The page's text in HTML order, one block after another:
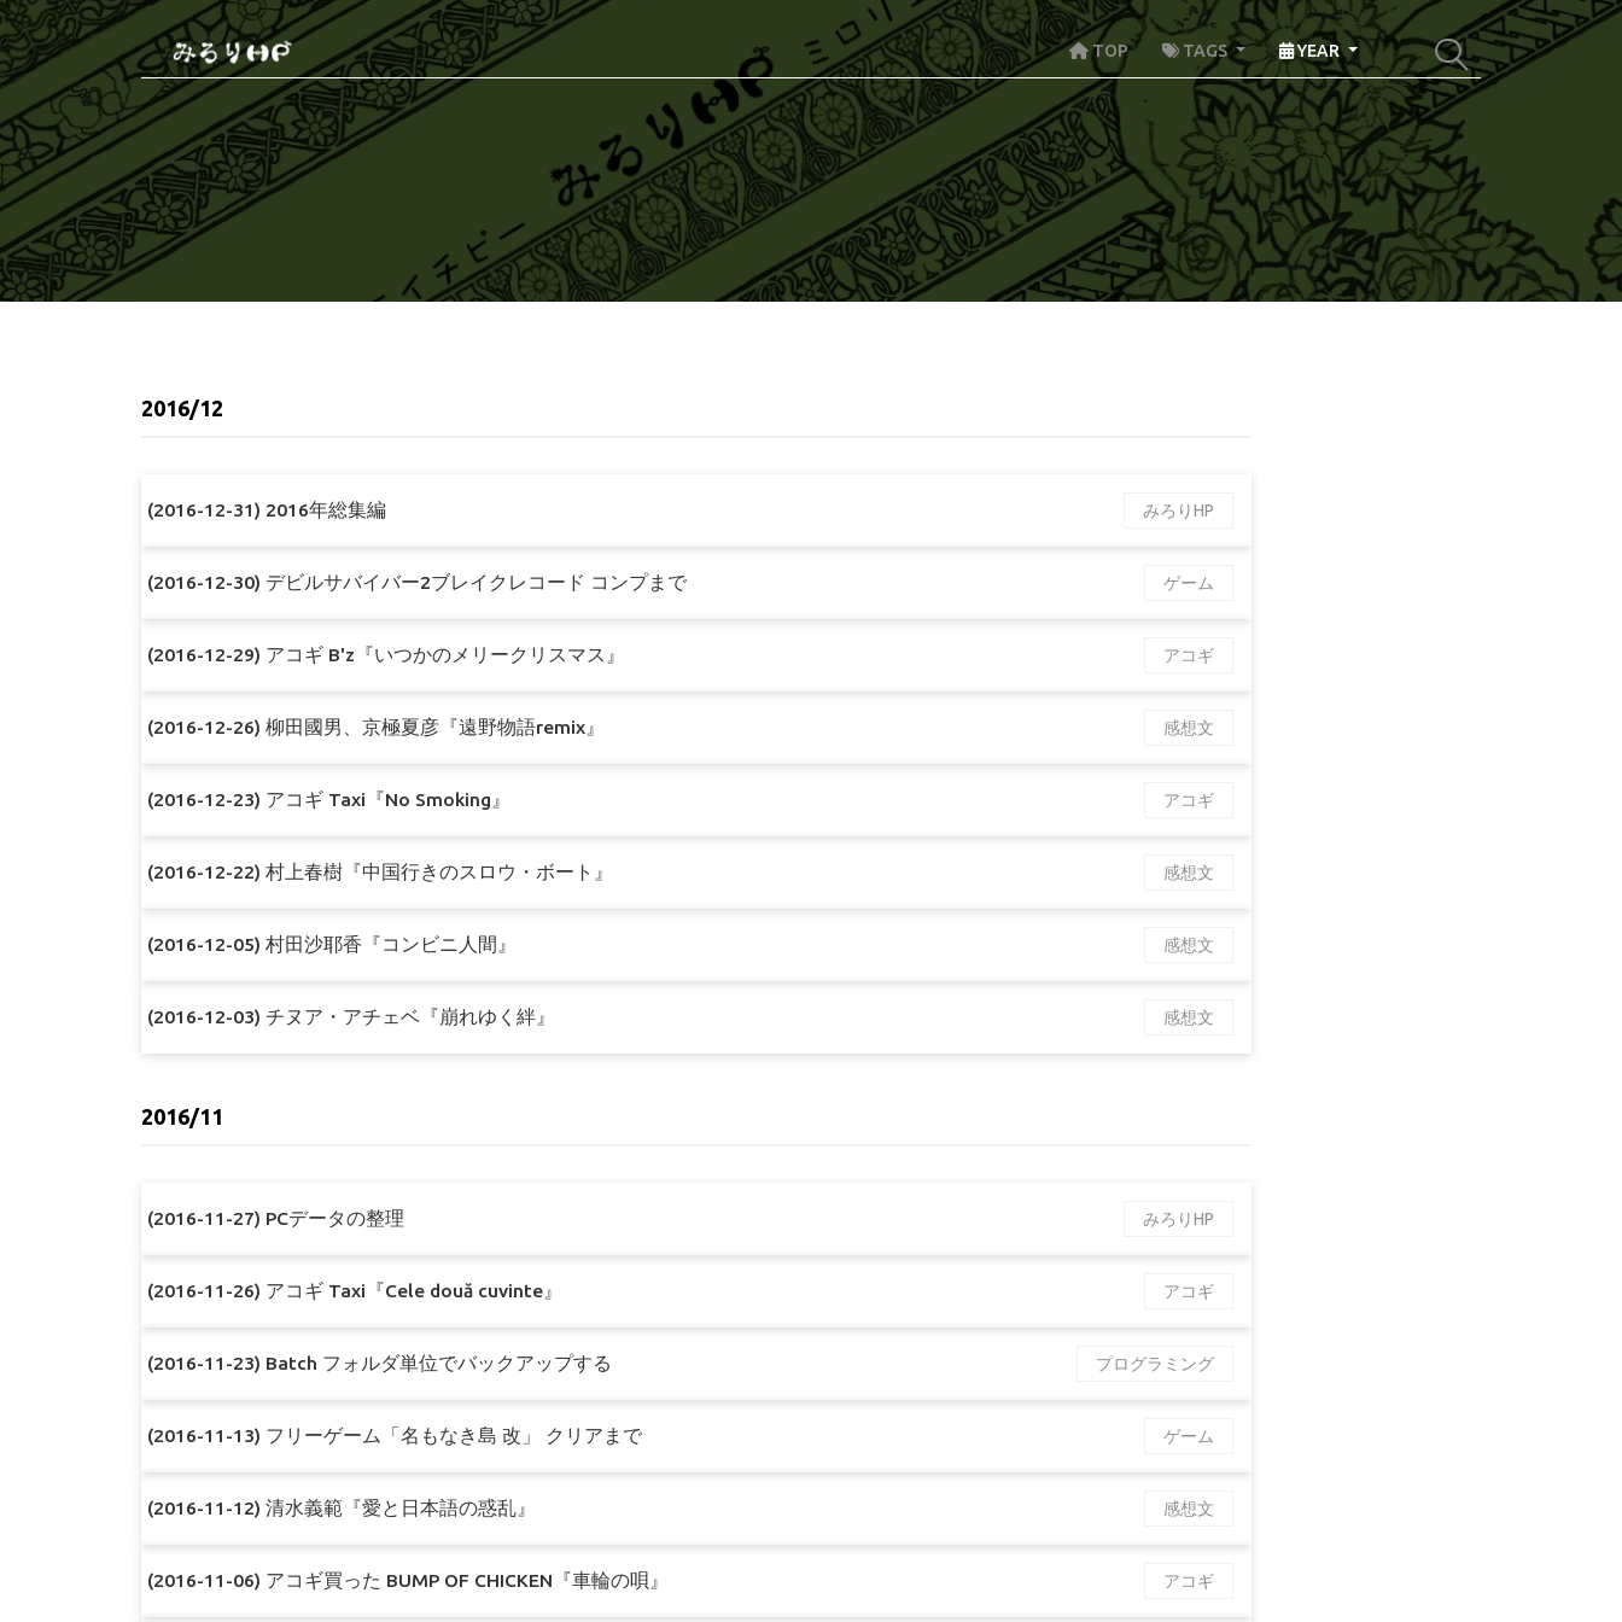
TOP TAGS YEAR
2016/12
(2016-12-31) 2016年総集編 みろりHP
(2016-12-30) デビルサバイバー2ブレイクレコード コンプまで ゲーム
(2016-12-29) アコギ B'z『いつかのメリークリスマス』 アコギ
(2016-12-26) 柳田國男、京極夏彦『遠野物語remix』 感想文
(2016-12-23) アコギ Taxi『No Smoking』 アコギ
(2016-12-22) 村上春樹『中国行きのスロウ・ボート』 感想文
(2016-12-05) 村田沙耶香『コンビニ人間』 感想文
(2016-12-03) チヌア・アチェベ『崩れゆく絆』 感想文
2016/11
(2016-11-27) PCデータの整理 みろりHP
(2016-11-26) アコギ Taxi『Cele două cuvinte』 アコギ
(2016-11-23) Batch フォルダ単位でバックアップする プログラミング
(2016-11-13) フリーゲーム「名もなき島 改」 クリアまで ゲーム
(2016-11-12) 清水義範『愛と日本語の惑乱』 感想文
(2016-11-06) アコギ買った BUMP OF CHICKEN『車輪の唄』 アコギ